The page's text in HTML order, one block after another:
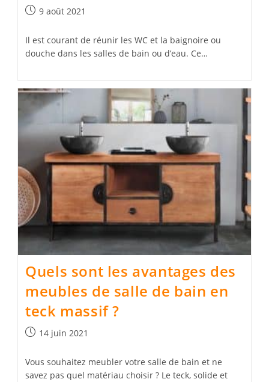
Publication
9 août 2021
Il est courant de réunir les WC et la baignoire ou
douche dans les salles de bain ou d’eau. Ce…
Quels sont les avantages des
meubles de salle de bain en
teck massif ?
Publication
14 juin 2021
Vous souhaitez meubler votre salle de bain et ne
savez pas quel matériau choisir ? Le teck, solide et